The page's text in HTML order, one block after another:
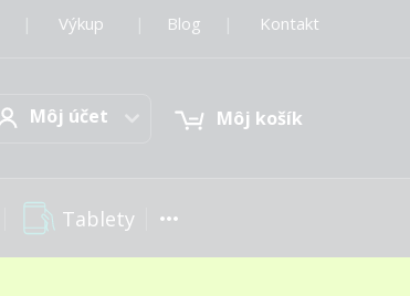
Výkup Blog Kontakt
Môj účetMôj účet Môj košík
Tablety